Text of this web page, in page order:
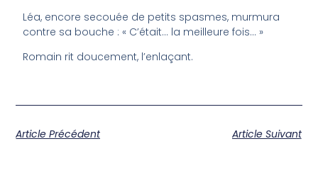
Léa, encore secouée de petits spasmes, murmura
contre sa bouche : « C’était… la meilleure fois… »
Romain rit doucement, l’enlaçant.
Article Précédent Article Suivant